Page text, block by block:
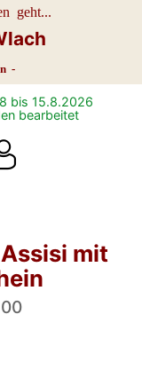
geht...
-
bis 15.8.2026
bearbeitet
mit